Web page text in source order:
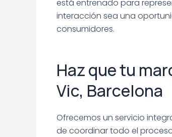
está entrenado para
interacción sea una
consumidores.
Haz que tu
Vic, Barcelona
Ofrecemos un servicio
de coordinar todo el